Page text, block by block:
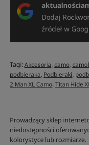
Dodaj
źródeł w
Tagi:Akcesoria,camo,
podbieraka, Podbieraki,
2 Man XL Camo,Titan Hide
Prowadzący sklep
niedostępności
kolorystyce lub rozmiarze.